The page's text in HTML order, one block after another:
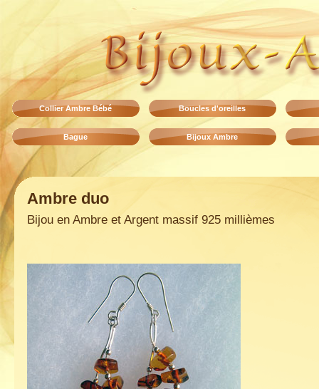
Collier Ambre Bébé Boucles d'oreilles
Bague Bijoux Ambre
Ambre duo
Bijou en Ambre et Argent massif 925 millièmes